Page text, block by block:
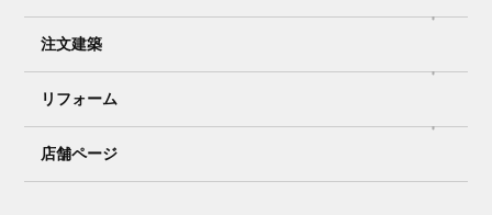
注文建築
リフォーム
店舗ページ